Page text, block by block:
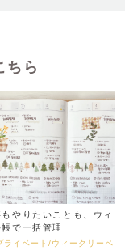
ちら
やりたいことも、ウィ
で一括管理
ライベート/ウィークリーペ